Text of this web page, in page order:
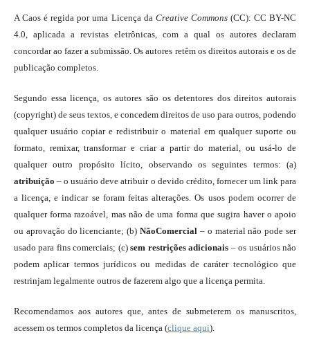
A Caos é regida por uma Licença da Creative Commons(CC): CC BY-NC
4.0, aplicada a revistas eletrônicas, com a qual os autores declaram
concordar ao fazer a submissão. Os autores retêm os direitos autorais e os de
publicação completos.
Segundo essa licença, os autores são os detentores dos direitos autorais
(copyright) de seus textos, e concedem direitos de uso para outros, podendo
qualquer usuário copiar e redistribuir o material em qualquer suporte ou
formato, remixar, transformar e criar a partir do material, ou usá-lo de
qualquer outro propósito lícito, observando os seguintes termos: (a)
atribuição – o usuário deve atribuir o devido crédito, fornecer um link para
a licença, e indicar se foram feitas alterações. Os usos podem ocorrer de
qualquer forma razoável, mas não de uma forma que sugira haver o apoio
ou aprovação do licenciante; (b)NãoComercial – o material não pode ser
usado para fins comerciais; (c)sem restrições adicionais – os usuários não
podem aplicar termos jurídicos ou medidas de caráter tecnológico que
restrinjam legalmente outros de fazerem algo que a licença permita.
Recomendamos aos autores que, antes de submeterem os manuscritos,
acessem os termos completos da licença (clique aqui).